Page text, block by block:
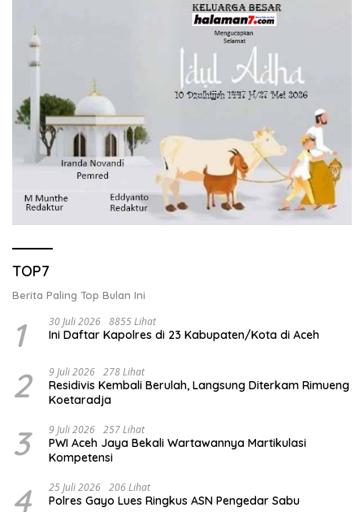
TOP7
Berita Paling Top Bulan Ini
1 30 Juli 2026 8855 Lihat
Ini Daftar Kapolres di 23 Kabupaten/Kota di Aceh
2 9 Juli 2026 278 Lihat
Residivis Kembali Berulah, Langsung Diterkam Rimueng
Koetaradja
3 9 Juli 2026 257 Lihat
PWI Aceh Jaya Bekali Wartawannya Martikulasi
Kompetensi
4 25 Juli 2026 206 Lihat
Polres Gayo Lues Ringkus ASN Pengedar Sabu